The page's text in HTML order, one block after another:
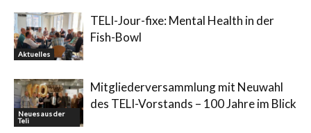
Aktuelles
TELI-Jour-fixe: Mental Health in der
Fish-Bowl
Neues aus der
Teli
Mitgliederversammlung mit Neuwahl
des TELI-Vorstands – 100 Jahre im Blick